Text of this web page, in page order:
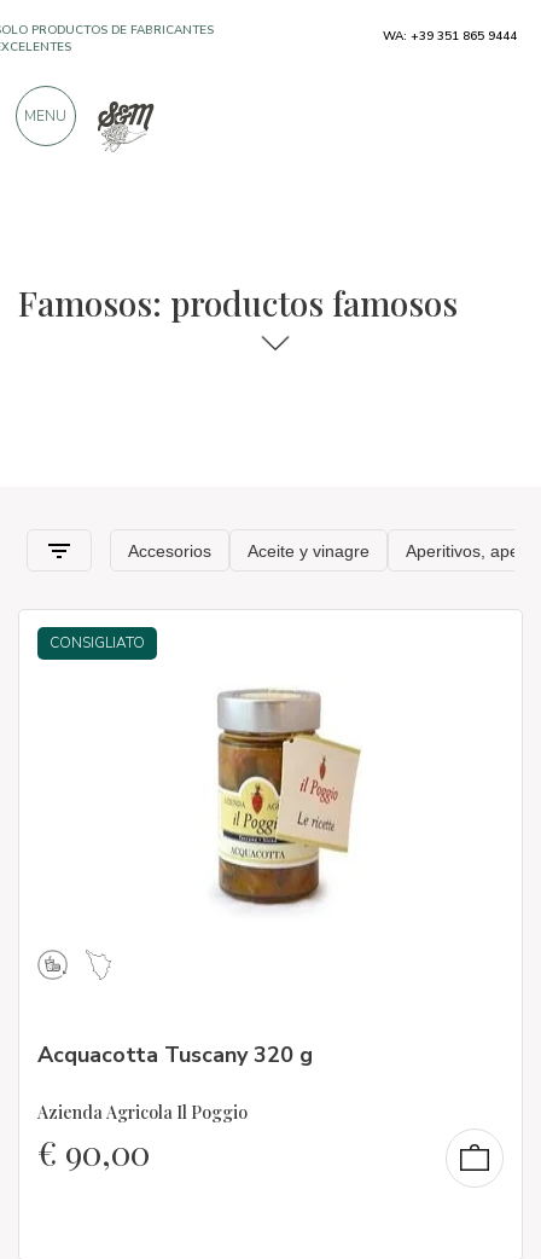
Famosos: productos famosos
CONSIGLIATO
Acquacotta Tuscany 320 g
Azienda Agricola Il Poggio
€ 90,00
PRODUCTOS DE FABRICANTES
DE 900 CRÍTICAS POSITIVAS
WA: +39 351 865 9444
MENU